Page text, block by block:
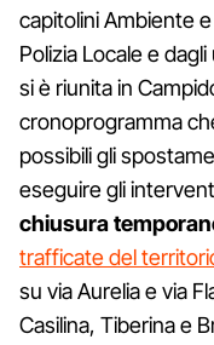
capitolini Ambiente
Polizia Locale e
si è riunita in
cronoprogramma
possibili gli
eseguire gli
chiusura
trafficate del
su via Aurelia e via
Casilina, Tiberina e